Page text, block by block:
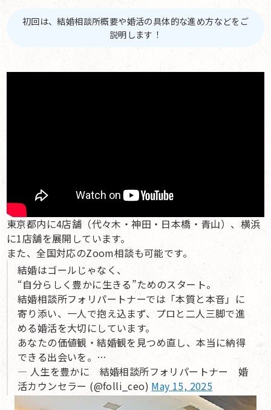
初回は、結婚相談所概要や婚活の具体的な進め方などをご
説明します！
東京都内に4店舗（代々木・神田・日本橋・青山）、横浜
に1店舗を展開しています。
また、全国対応のZoom相談も可能です。
結婚はゴールじゃなく、
“自分らしく豊かに生きる”ためのスタート。
結婚相談所フォリパートナーでは「本質と本音」に
寄り添い、一人で抱え込まず、プロと二人三脚で進
める婚活を大切にしています。
あなたの価値観・結婚観を見つめ直し、本当に納得
できる出会いを。…
— 人生を豊かに 結婚相談所フォリパートナー 婚
活カウンセラー (@folli_ceo) May 15, 2025